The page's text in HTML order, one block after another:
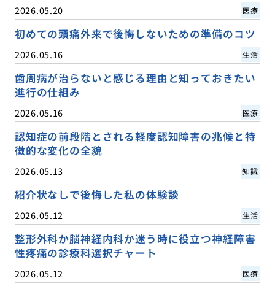
2026.05.20 医療
初めての頭痛外来で後悔しないための準備のコツ
2026.05.16 生活
歯周病が治らないと感じる理由と知っておきたい
進行の仕組み
2026.05.16 医療
認知症の前段階とされる軽度認知障害の兆候と特
徴的な変化の全貌
2026.05.13 知識
紹介状なしで後悔した私の体験談
2026.05.12 生活
整形外科か脳神経内科か迷う時に役立つ神経障害
性疼痛の診療科選択チャート
2026.05.12 医療